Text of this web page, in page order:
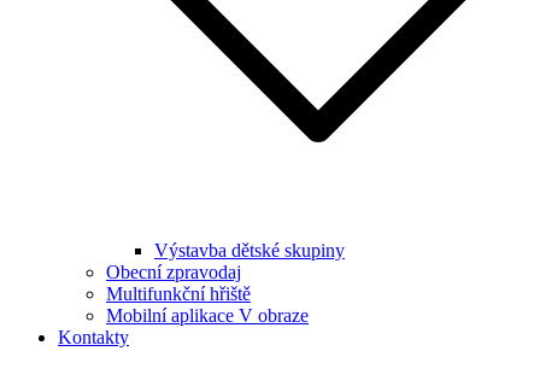
Výstavba dětské skupiny
Obecní zpravodaj
Multifunkční hřiště
Mobilní aplikace V obraze
Kontakty